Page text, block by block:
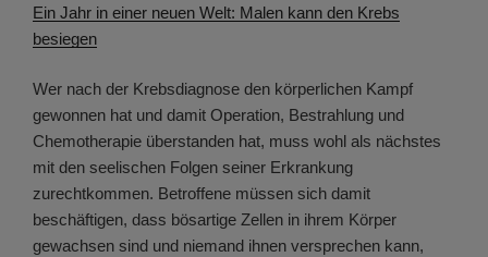
Ein Jahr in einer neuen Welt: Malen kann den Krebs
besiegen
Wer nach der Krebsdiagnose den körperlichen Kampf
gewonnen hat und damit Operation, Bestrahlung und
Chemotherapie überstanden hat, muss wohl als nächstes
mit den seelischen Folgen seiner Erkrankung
zurechtkommen. Betroffene müssen sich damit
beschäftigen, dass bösartige Zellen in ihrem Körper
gewachsen sind und niemand ihnen versprechen kann,